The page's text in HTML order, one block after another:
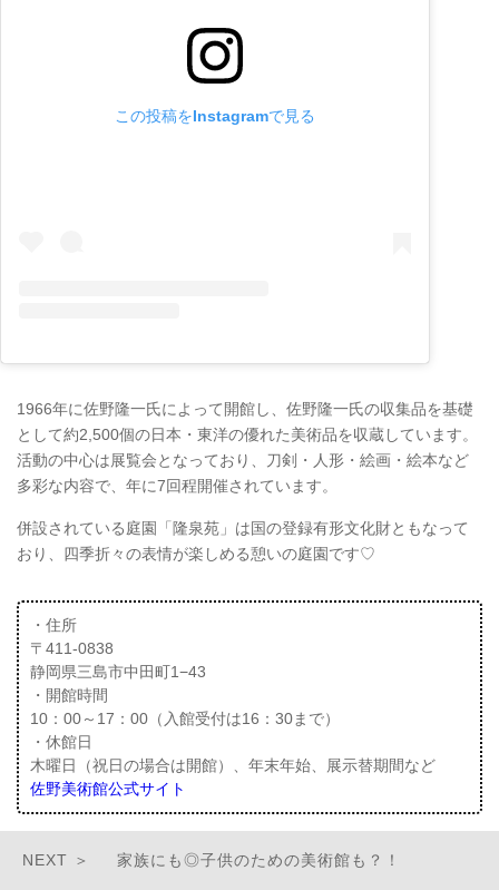
この投稿をInstagramで見る
1966年に佐野隆一氏によって開館し、佐野隆一氏の収集品を基礎
として約2,500個の日本・東洋の優れた美術品を収蔵しています。
活動の中心は展覧会となっており、刀剣・人形・絵画・絵本など
多彩な内容で、年に7回程開催されています。
併設されている庭園「隆泉苑」は国の登録有形文化財ともなって
おり、四季折々の表情が楽しめる憩いの庭園です♡
・住所
〒411-0838
静岡県三島市中田町1−43
・開館時間
10：00～17：00（入館受付は16：30まで）
・休館日
木曜日（祝日の場合は開館）、年末年始、展示替期間など
佐野美術館公式サイト
家族にも◎子供のための美術館も？！